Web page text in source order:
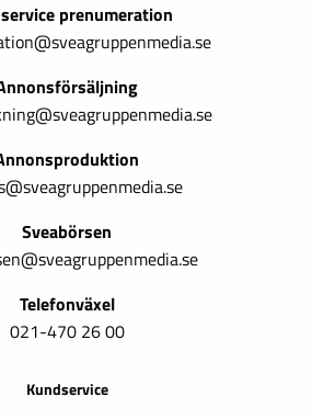
prenumeration
Sveabörsen
Telefonväxel
021-470 26 00
Kundservice